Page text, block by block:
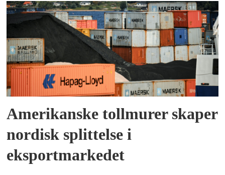
Amerikanske tollmurer skaper
nordisk splittelse i
eksportmarkedet